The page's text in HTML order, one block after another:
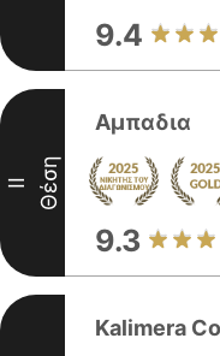
9.4
II Θέση
Αμπαδια
9.3
Kalimera